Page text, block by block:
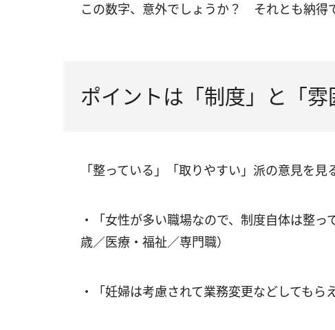
この数字、意外でしょうか？ それとも納得
ポイントは「制度」と「雰
「整っている」「取りやすい」派の意見を見
・「女性が多い職場なので、制度自体は整
歳／医療・福祉／専門職）
・「妊婦は考慮されて業務変更などしてもら